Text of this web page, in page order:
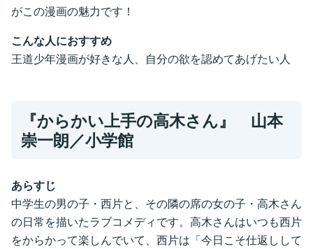
がこの漫画の魅力です！
こんな人におすすめ
王道少年漫画が好きな人、自分の欲を認めてあげたい人
『からかい上手の高木さん』 山本
崇一朗／小学館
あらすじ
中学生の男の子・西片と、その隣の席の女の子・高木さん
の日常を描いたラブコメディです。高木さんはいつも西片
をからかって楽しんでいて、西片は「今日こそ仕返しして